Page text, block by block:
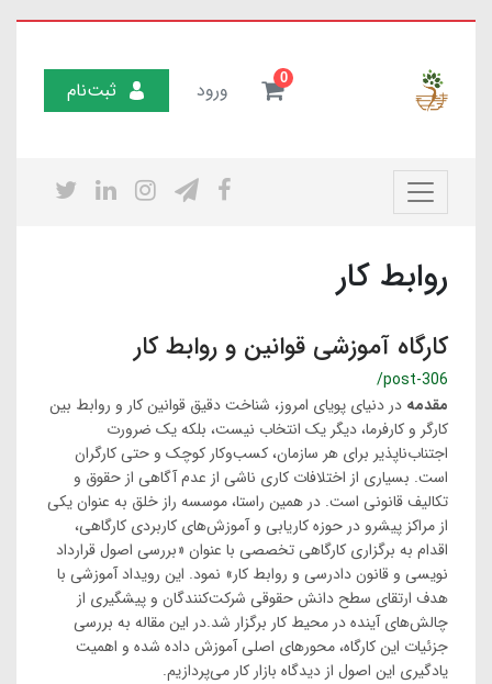
0 ورود ثبت‌نام
روابط کار
کارگاه آموزشی قوانین و روابط کار
/post-306
مقدمه در دنیای پویای امروز، شناخت دقیق قوانین کار و روابط بین
کارگر و کارفرما، دیگر یک انتخاب نیست، بلکه یک ضرورت
اجتناب‌ناپذیر برای هر سازمان، کسب‌وکار کوچک و حتی کارگران
است. بسیاری از اختلافات کاری ناشی از عدم آگاهی از حقوق و
تکالیف قانونی است. در همین راستا، موسسه راز خلق به عنوان یکی
از مراکز پیشرو در حوزه کاریابی و آموزش‌های کاربردی کارگاهی،
اقدام به برگزاری کارگاهی تخصصی با عنوان «بررسی اصول قرارداد
نویسی و قانون دادرسی و روابط کار» نمود. این رویداد آموزشی با
هدف ارتقای سطح دانش حقوقی شرکت‌کنندگان و پیشگیری از
چالش‌های آینده در محیط کار برگزار شد.در این مقاله به بررسی
جزئیات این کارگاه، محورهای اصلی آموزش داده شده و اهمیت
یادگیری این اصول از دیدگاه بازار کار می‌پردازیم.